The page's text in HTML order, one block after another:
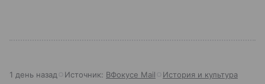
1 день назад Источник: ВФокусе Mail История и культура